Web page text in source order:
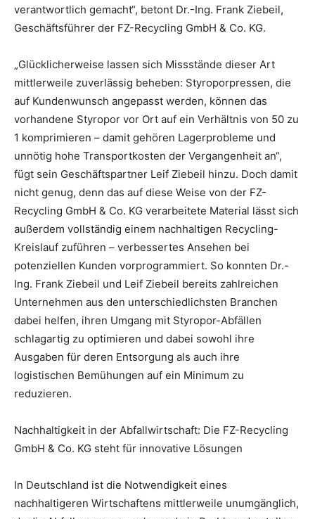
verantwortlich gemacht“, betont Dr.-Ing. Frank Ziebeil,
Geschäftsführer der FZ-Recycling GmbH & Co. KG.
„Glücklicherweise lassen sich Missstände dieser Art
mittlerweile zuverlässig beheben: Styroporpressen, die
auf Kundenwunsch angepasst werden, können das
vorhandene Styropor vor Ort auf ein Verhältnis von 50 zu
1 komprimieren – damit gehören Lagerprobleme und
unnötig hohe Transportkosten der Vergangenheit an“,
fügt sein Geschäftspartner Leif Ziebeil hinzu. Doch damit
nicht genug, denn das auf diese Weise von der FZ-
Recycling GmbH & Co. KG verarbeitete Material lässt sich
außerdem vollständig einem nachhaltigen Recycling-
Kreislauf zuführen – verbessertes Ansehen bei
potenziellen Kunden vorprogrammiert. So konnten Dr.-
Ing. Frank Ziebeil und Leif Ziebeil bereits zahlreichen
Unternehmen aus den unterschiedlichsten Branchen
dabei helfen, ihren Umgang mit Styropor-Abfällen
schlagartig zu optimieren und dabei sowohl ihre
Ausgaben für deren Entsorgung als auch ihre
logistischen Bemühungen auf ein Minimum zu
reduzieren.
Nachhaltigkeit in der Abfallwirtschaft: Die FZ-Recycling
GmbH & Co. KG steht für innovative Lösungen
In Deutschland ist die Notwendigkeit eines
nachhaltigeren Wirtschaftens mittlerweile unumgänglich,